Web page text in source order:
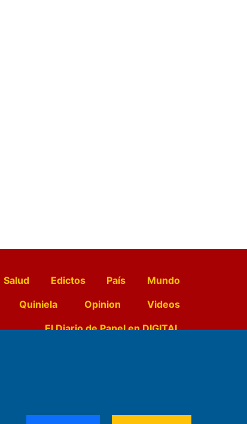
Salud Edictos País
Mundo
Quiniela Opinion
Videos
El Diario de Papel en DIGITAL